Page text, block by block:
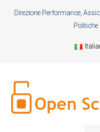
Direzione Performance,
Politiche